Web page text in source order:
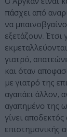
πάσχει από
να
εξετάζουν. Έτσι
γιατρό,
και όταν
με γιατρό της
αγαπάει άλλον,
αγαπημένο της
γίνει
επιστημονικής